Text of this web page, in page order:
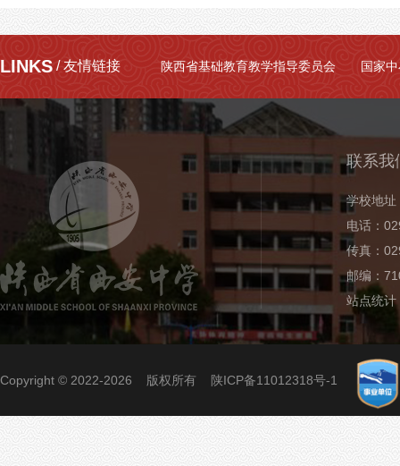
LINKS / 友情链接 陕西省基础教育教学指导委员会 国家
联系我
学校地址
电话：
传真：
邮编：
站点统计
Copyright © 2022-2026 版权所有 陕ICP备11012318号-1